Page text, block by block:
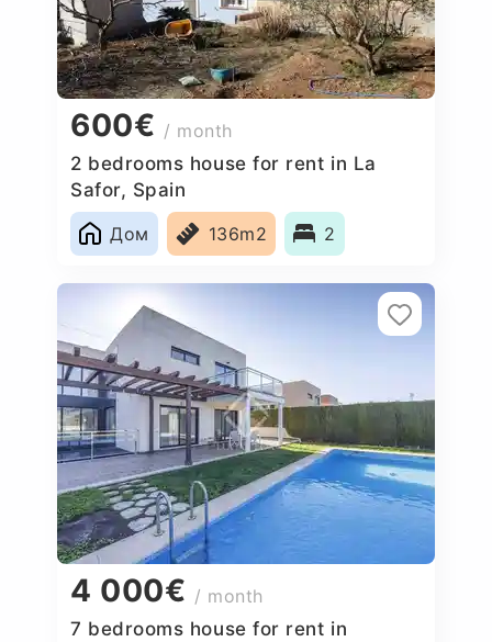
600€ / month
2 bedrooms house for rent in La
Safor, Spain
Дом
136m2 2
4 000€ / month
7 bedrooms house for rent in